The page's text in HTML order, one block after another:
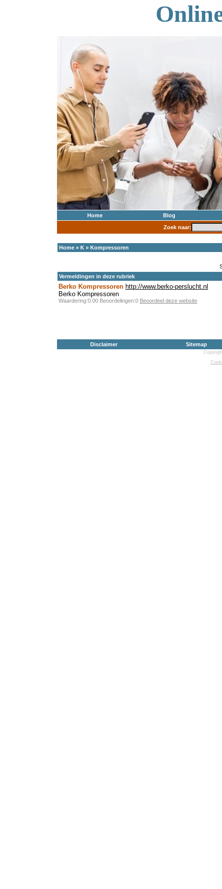
Home
Blog
Zoek naar:
Home » K » Kompressoren
Vermeldingen in deze rubriek
Berko Kompressoren http://www.berko-perslucht.nl
Berko Kompressoren
Waardering:0.00 Beoordelingen:0 Beoordeel deze website
Disclaimer Sitemap